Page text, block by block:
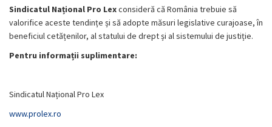
Sindicatul Național Pro Lexconsideră că România trebuie să
valorifice aceste tendințe și să adopte măsuri legislative curajoase, în
beneficiul cetățenilor, al statului de drept și al sistemului de justiție.
Pentru informații suplimentare:
Sindicatul Național Pro Lex
www.prolex.ro